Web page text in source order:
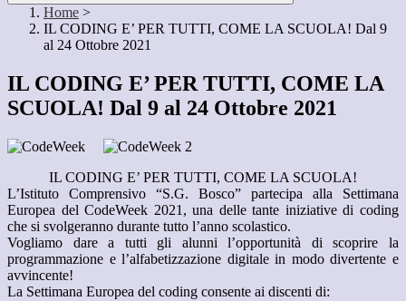
Home >
IL CODING E’ PER TUTTI, COME LA SCUOLA! Dal 9
al 24 Ottobre 2021
IL CODING E’ PER TUTTI, COME LA
SCUOLA! Dal 9 al 24 Ottobre 2021
IL CODING E’ PER TUTTI, COME LA SCUOLA!
L’Istituto Comprensivo “S.G. Bosco” partecipa alla Settimana
Europea del CodeWeek 2021, una delle tante iniziative di coding
che si svolgeranno durante tutto l’anno scolastico.
Vogliamo dare a tutti gli alunni l’opportunità di scoprire la
programmazione e l’alfabetizzazione digitale in modo divertente e
avvincente!
La Settimana Europea del coding consente ai discenti di: